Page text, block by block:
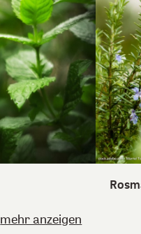
mehr anzeigen